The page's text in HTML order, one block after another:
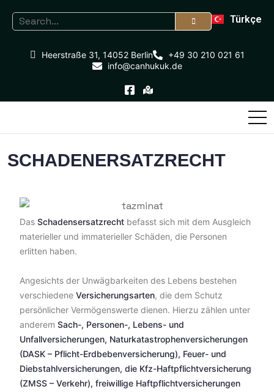
Türkçe
+49 30 210 021 61
Heerstraße 31, 14052 Berlin
info@canhukuk.de
SCHADENERSATZRECHT
Das Schadensersatzrecht befasst sich mit dem Ausgleich
materieller und immaterieller Schäden, die Personen
erlitten haben.
Angesichts der Unwägbarkeiten des Lebens bestehen
verschiedene Versicherungsarten, die dem Schutz
persönlicher Vermögenswerte dienen. Hierzu zählen unter
anderem Sach-, Personen-, Lebens- und
Unfallversicherungen, Naturkatastrophenversicherungen
(DASK – Pflicht-Erdbebenversicherung), Feuer- und
Diebstahlversicherungen, die Kfz-Haftpflichtversicherung
(ZMSS – Verkehr), freiwillige Haftpflichtversicherungen